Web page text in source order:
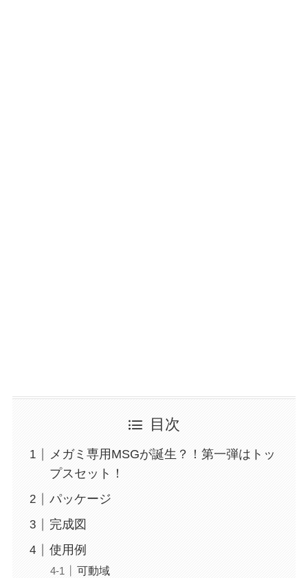
目次
メガミ専用MSGが誕生？！第一弾はトッ
プスセット！
パッケージ
完成図
使用例
可動域